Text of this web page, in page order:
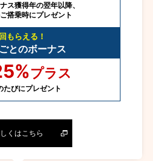
ス獲得年の翌年以降、
搭乗時にプレゼント
もらえる！
とのボーナス
プラス
たびにプレゼント
くはこちら